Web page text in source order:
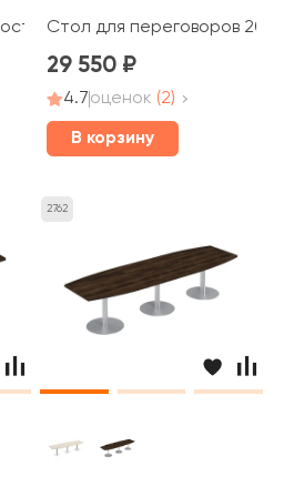
280x280x75 Борн
Стол для переговоров
29 550
4.7оценок (2)
В корзину
2762